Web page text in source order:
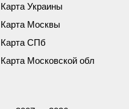
Карта Украины
Карта Москвы
Карта СПб
Карта Московской обл